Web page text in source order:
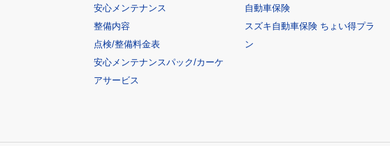
安心メンテナンス
整備内容
点検/整備料金表
安心メンテナンスパック/カーケ
アサービス
自動車保険
スズキ自動車保険 ちょい得プラ
ン